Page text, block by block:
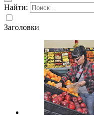
Найти:
Заголовки